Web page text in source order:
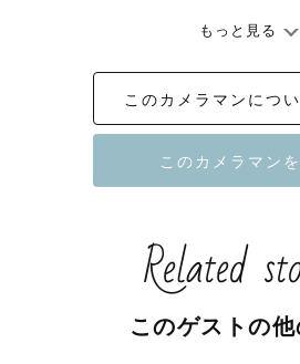
1.何気ない幸せに気づいてほしい🌸
私自身、育児をしていて辛くなった
成長に嬉しくなったり、癒されたり
もっと見る
このカメラマンにつ
Related
このゲストの